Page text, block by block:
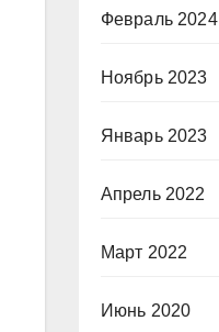
Февраль 2024
Ноябрь 2023
Январь 2023
Апрель 2022
Март 2022
Июнь 2020